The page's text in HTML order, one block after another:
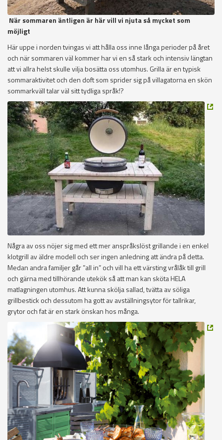
När sommaren äntligen är här vill vi njuta så mycket som
möjligt
Här uppe i norden tvingas vi att hålla oss inne långa perioder på året
och när sommaren väl kommer har vi en så stark och intensiv längtan
att vi allra helst skulle vilja bosätta oss utomhus. Grilla är en typisk
sommaraktivitet och den doft som sprider sig på villagatorna en skön
sommarkväll talar väl sitt tydliga språk!?
Några av oss nöjer sig med ett mer anspråkslöst grillande i en enkel
klotgrill av äldre modell och ser ingen anledning att ändra på detta.
Medan andra familjer går ”all in” och vill ha ett värsting vrålåk till grill
och gärna med tillhörande utekök så att man kan sköta HELA
matlagningen utomhus. Att kunna skölja sallad, tvätta av söliga
grillbestick och dessutom ha gott av avställningsytor för tallrikar,
grytor och fat är en stark önskan hos många.